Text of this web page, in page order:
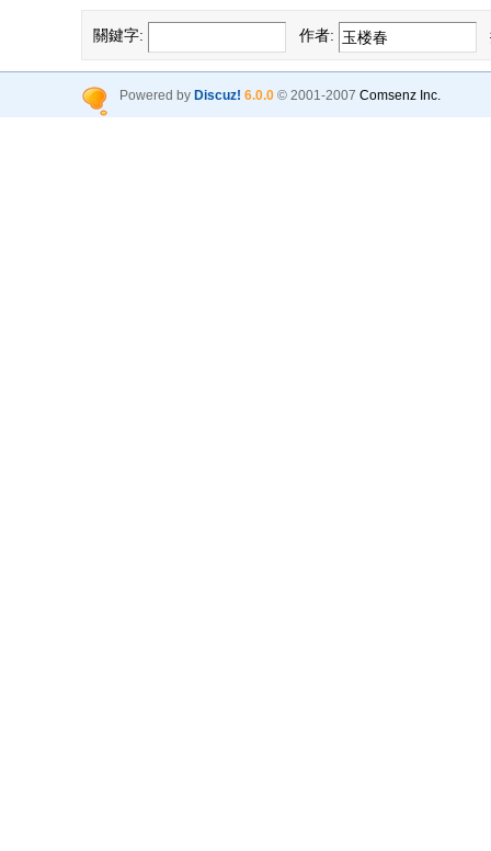
關鍵字: 作者:
Powered by Discuz! 6.0.0© 2001-2007 Comsenz Inc.